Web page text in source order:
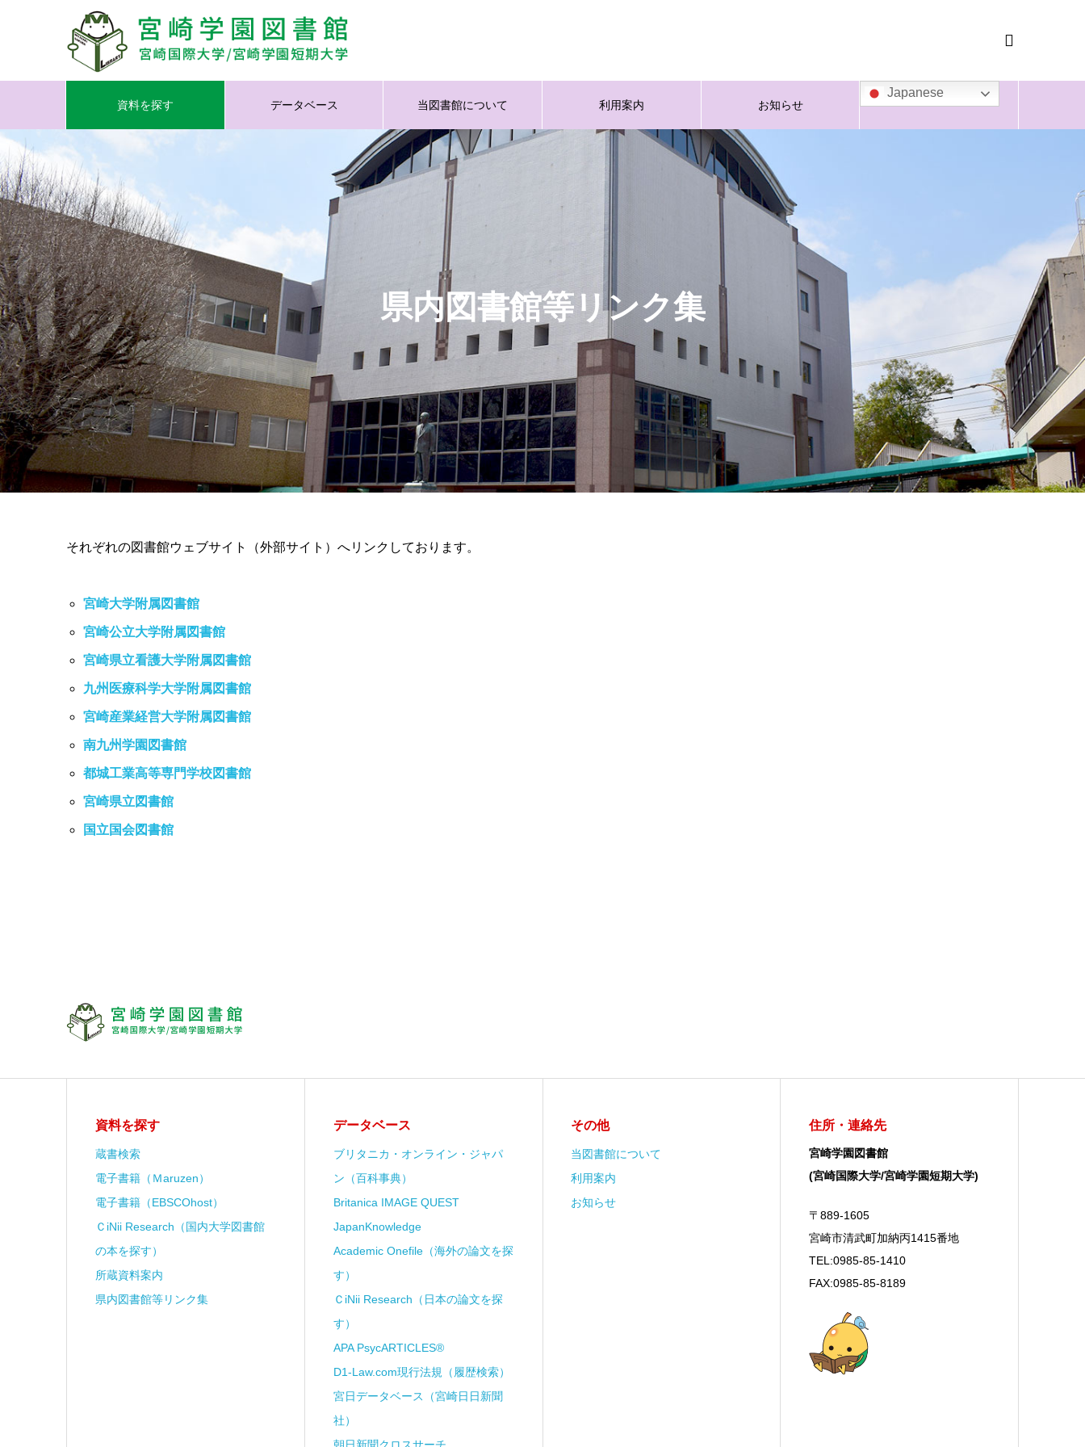

資料を探す データベース 当図書館について 利用案内 お知らせ
Japanese
県内図書館等リンク集
それぞれの図書館ウェブサイト（外部サイト）へリンクしております。
宮崎大学附属図書館
宮崎公立大学附属図書館
宮崎県立看護大学附属図書館
九州医療科学大学附属図書館
宮崎産業経営大学附属図書館
南九州学園図書館
都城工業高等専門学校図書館
宮崎県立図書館
国立国会図書館
資料を探す
蔵書検索
電子書籍（Ｍaruzen）
電子書籍（EBSCOhost）
ＣiNii Research（国内大学図書館
の本を探す）
所蔵資料案内
県内図書館等リンク集
データベース
ブリタニカ・オンライン・ジャパ
ン（百科事典）
Britanica IMAGE QUEST
JapanKnowledge
Academic Onefile（海外の論文を探
す）
ＣiNii Research（日本の論文を探
す）
APA PsycARTICLES®
D1-Law.com現行法規（履歴検索）
宮日データベース（宮崎日日新聞
社）
その他
当図書館について
利用案内
お知らせ
住所・連絡先
宮崎学園図書館
(宮崎国際大学/宮崎学園短期大学)
〒889-1605
宮崎市清武町加納丙1415番地
TEL:0985-85-1410
FAX:0985-85-8189